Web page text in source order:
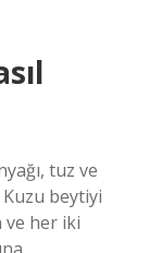
tuz ve
beytiyi
ve her iki